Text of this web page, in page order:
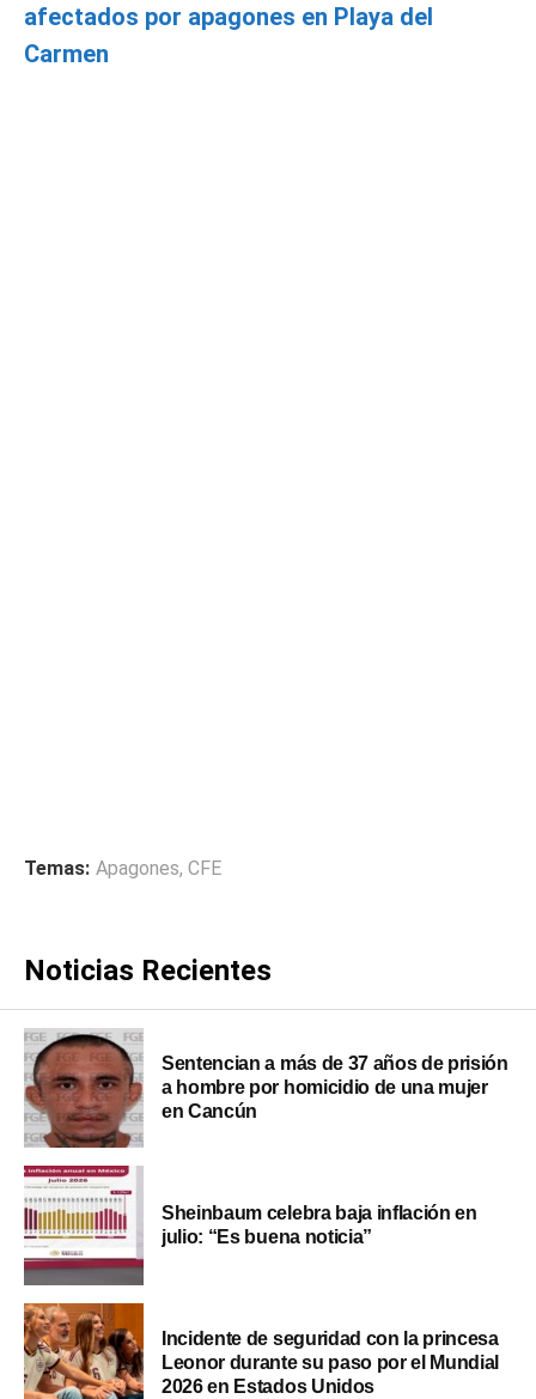
afectados por apagones en Playa del
Carmen
Temas: Apagones, CFE
Noticias Recientes
Sentencian a más de 37 años de prisión
a hombre por homicidio de una mujer
en Cancún
Sheinbaum celebra baja inflación en
julio: “Es buena noticia”
Incidente de seguridad con la princesa
Leonor durante su paso por el Mundial
2026 en Estados Unidos